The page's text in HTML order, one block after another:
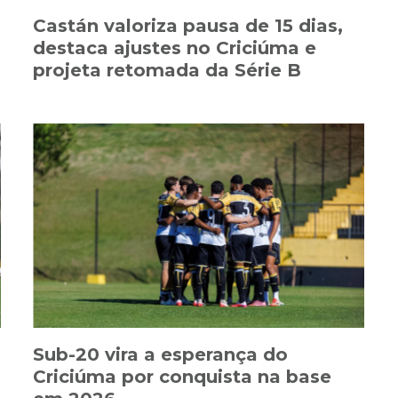
Castán valoriza pausa de 15 dias,
destaca ajustes no Criciúma e
projeta retomada da Série B
Sub-20 vira a esperança do
Criciúma por conquista na base